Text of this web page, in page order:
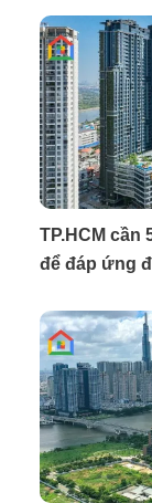
TP.HCM cần
để đáp ứng